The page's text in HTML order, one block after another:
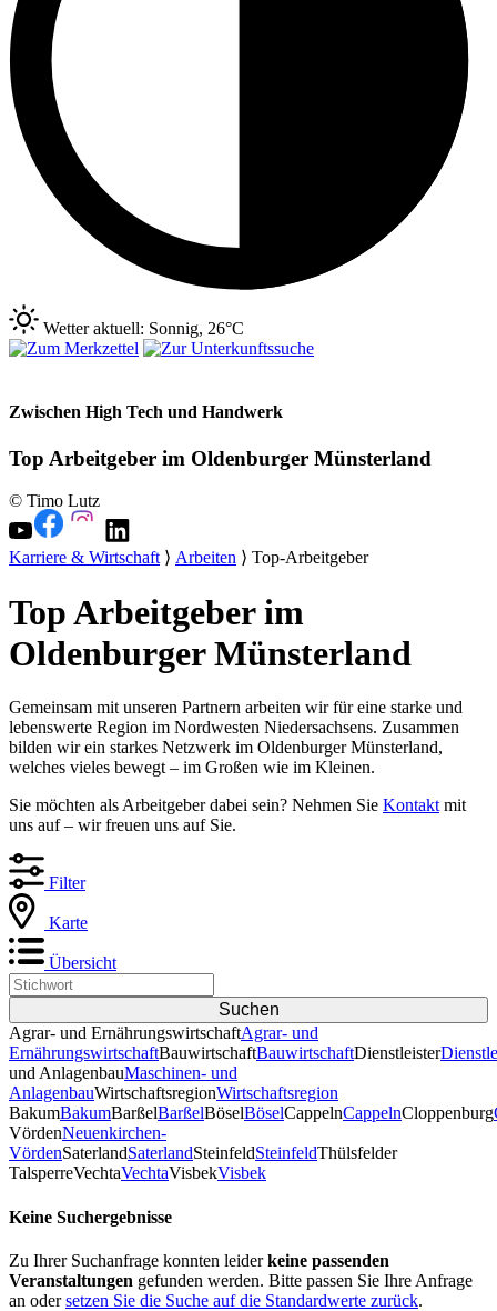
Wetter aktuell: Sonnig, 26°C
Zwischen High Tech und Handwerk
Top Arbeitgeber im Oldenburger Münsterland
© Timo Lutz
Karriere & Wirtschaft⟩ Arbeiten ⟩ Top-Arbeitgeber
Top Arbeitgeber im
Oldenburger Münsterland
Gemeinsam mit unseren Partnern arbeiten wir für eine starke und
lebenswerte Region im Nordwesten Niedersachsens. Zusammen
bilden wir ein starkes Netzwerk im Oldenburger Münsterland,
welches vieles bewegt – im Großen wie im Kleinen.
Sie möchten als Arbeitgeber dabei sein? Nehmen Sie Kontakt mit
uns auf – wir freuen uns auf Sie.
Filter
Karte
Übersicht
Agrar- und ErnährungswirtschaftAgrar- und
ErnährungswirtschaftBauwirtschaftBauwirtschaftDienstleister
und AnlagenbauMaschinen- und
AnlagenbauWirtschaftsregionWirtschaftsregion
BakumBakumBarßelBarßelBöselBöselCappelnCappelnCloppenburg
VördenNeuenkirchen-
VördenSaterlandSaterlandSteinfeldSteinfeldThülsfelder
TalsperreVechtaVechtaVisbekVisbek
Keine Suchergebnisse
Zu Ihrer Suchanfrage konnten leiderkeine passenden
Veranstaltungen gefunden werden. Bitte passen Sie Ihre Anfrage
an odersetzen Sie die Suche auf die Standardwerte zurück.